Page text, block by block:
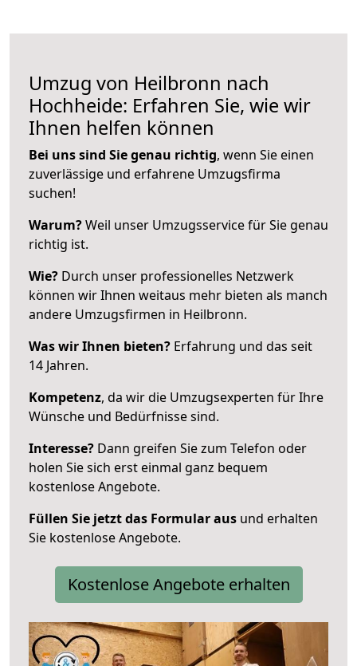
Umzug von Heilbronn nach
Hochheide: Erfahren Sie, wie wir
Ihnen helfen können
Bei uns sind Sie genau richtig, wenn Sie einen
zuverlässige und erfahrene Umzugsfirma
suchen!
Warum?Weil unser Umzugsservice für Sie genau
richtig ist.
Wie? Durch unser professionelles Netzwerk
können wir Ihnen weitaus mehr bieten als manch
andere Umzugsfirmen in Heilbronn.
Was wir Ihnen bieten? Erfahrung und das seit
14 Jahren.
Kompetenz, da wir die Umzugsexperten für Ihre
Wünsche und Bedürfnisse sind.
Interesse? Dann greifen Sie zum Telefon oder
holen Sie sich erst einmal ganz bequem
kostenlose Angebote.
Füllen Sie jetzt das Formular aus und erhalten
Sie kostenlose Angebote.
Kostenlose Angebote erhalten